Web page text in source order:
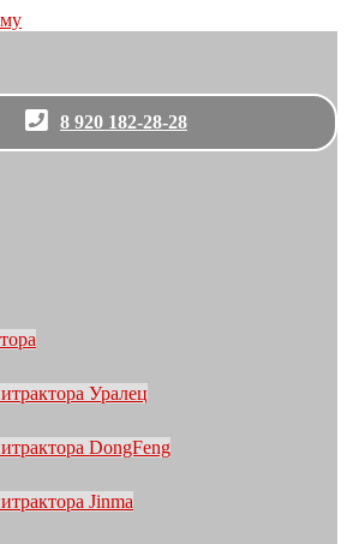
8 920 182-28-28
Уралец
DongFeng
Jinma